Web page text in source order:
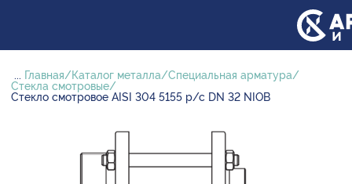
... Главная Каталог металла
Специальная арматура
Стекла смотровые
Стекло смотровое AISI 304 5155 р/с DN 32 NIOB